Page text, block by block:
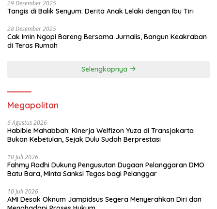
29 Desember 2025
Tangis di Balik Senyum: Derita Anak Lelaki dengan Ibu Tiri
28 Desember 2025
Cak Imin Ngopi Bareng Bersama Jurnalis, Bangun Keakraban
di Teras Rumah
Selengkapnya
Megapolitan
6 Agustus 2026
Habibie Mahabbah: Kinerja Welfizon Yuza di Transjakarta
Bukan Kebetulan, Sejak Dulu Sudah Berprestasi
10 Juli 2026
Fahmy Radhi Dukung Pengusutan Dugaan Pelanggaran DMO
Batu Bara, Minta Sanksi Tegas bagi Pelanggar
10 Juli 2026
AMI Desak Oknum Jampidsus Segera Menyerahkan Diri dan